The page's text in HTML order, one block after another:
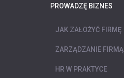
PROWADZĘ BIZNES
JAK ZAŁOŻYĆ FIRMĘ
ZARZĄDZANIE FIRMĄ
HR W PRAKTYCE